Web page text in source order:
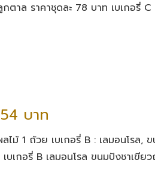
ตาล ราคาชุดละ 78 บาท เบเกอรี่ C
บาท
ม้ 1 ถ้วย เบเกอรี่ B : เลมอนโรล,
เกอรี่ B เลมอนโรล ขนมปังชาเขีย